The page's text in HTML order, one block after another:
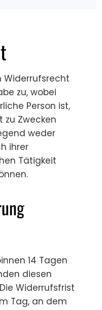
Widerrufsrecht
zu, wobei
Person ist,
zu Zwecken
weder
ihrer
Tätigkeit
14 Tagen
diesen
Widerrufsfrist
Tag, an dem